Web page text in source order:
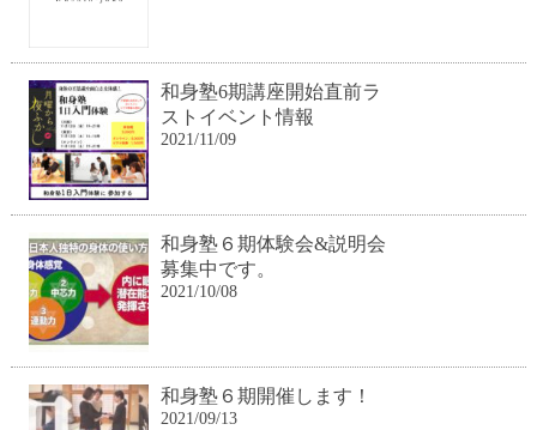
和身塾6期講座開始直前ラ
ストイベント情報
2021/11/09
和身塾６期体験会&説明会
募集中です。
2021/10/08
和身塾６期開催します！
2021/09/13